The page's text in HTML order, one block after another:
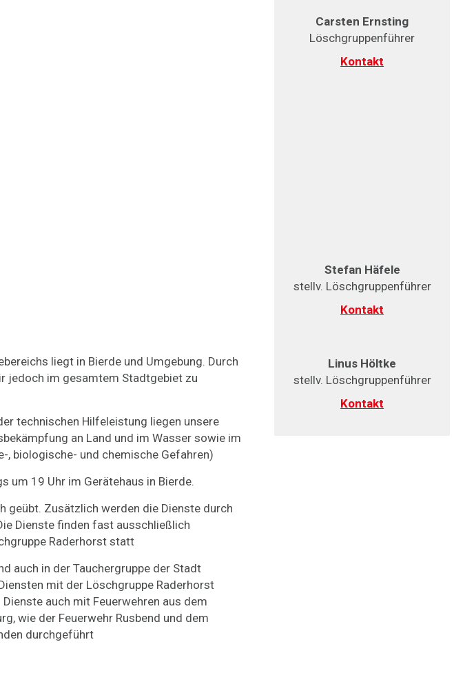
liegt in Bierde und Umgebung. Durch
jedoch im gesamtem Stadtgebiet zu
technischen Hilfeleistung liegen unsere
an Land und im Wasser sowie im
, biologische- und chemische Gefahren)
um 19 Uhr im Gerätehaus in Bierde.
geübt. Zusätzlich werden die Dienste durch
Dienste finden fast ausschließlich
Raderhorst statt
auch in der Tauchergruppe der Stadt
mit der Löschgruppe Raderhorst
auch mit Feuerwehren aus dem
wie der Feuerwehr Rusbend und dem
durchgeführt
Carsten Ernsting
Löschgruppenführer
Kontakt
Stefan Häfele
stellv. Löschgruppenführer
Kontakt
Linus Höltke
stellv. Löschgruppenführer
Kontakt